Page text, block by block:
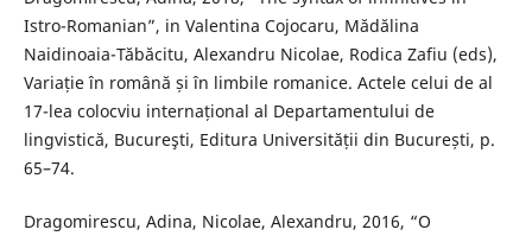
Istro-Romanian”, in Valentina Cojocaru, Mădălina
Naidinoaia-Tăbăcitu, Alexandru Nicolae, Rodica Zafiu (eds),
Variație în română și în limbile romanice. Actele celui de al
17-lea colocviu internațional al Departamentului de
lingvistică, Bucureşti, Editura Universității din București, p.
65–74.
Dragomirescu, Adina, Nicolae, Alexandru, 2016, “O